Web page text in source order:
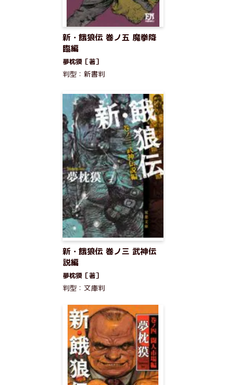
新・餓狼伝 巻ノ五 魔拳降
臨編
夢枕獏［著］
判型：新書判
新・餓狼伝 巻ノ三 武神伝
説編
夢枕獏［著］
判型：文庫判